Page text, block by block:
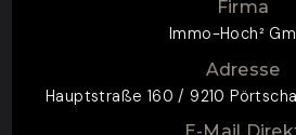
Firma
Immo-Hoch²
Adresse
Hauptstraße 160 / 9210